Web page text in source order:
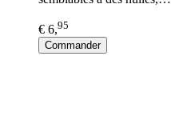
€ 6,95
Commander